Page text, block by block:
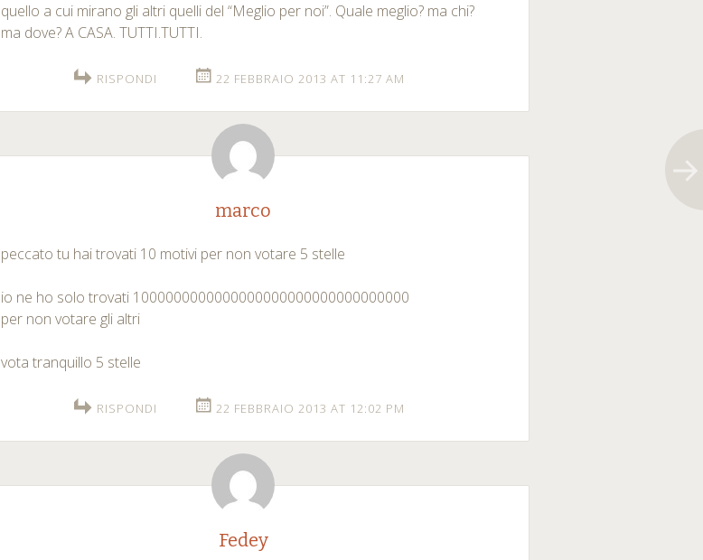
quello a cui mirano gli altri quelli del “Meglio per noi”. Quale meglio? ma chi?
ma dove? A CASA. TUTTI.TUTTI.
RISPONDI 22 FEBBRAIO 2013 AT 11:27 AM
marco
peccato tu hai trovati 10 motivi per non votare 5 stelle
io ne ho solo trovati 1000000000000000000000000000000000
per non votare gli altri
vota tranquillo 5 stelle
RISPONDI 22 FEBBRAIO 2013 AT 12:02 PM
Fedey